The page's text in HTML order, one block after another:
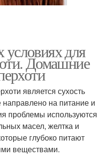
для
Домашние
является сухость
на питание и
проблемы используются
масел, желтка и
глубоко питают
веществами.